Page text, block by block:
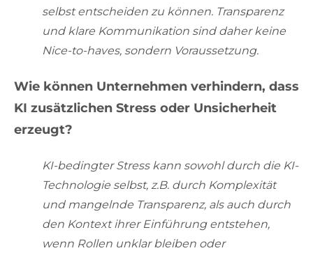
selbst entscheiden zu können. Transparenz
und klare Kommunikation sind daher keine
Nice-to-haves, sondern Voraussetzung.
Wie können Unternehmen verhindern, dass
KI zusätzlichen Stress oder Unsicherheit
erzeugt?
KI-bedingter Stress kann sowohl durch die KI-
Technologie selbst, z.B. durch Komplexität
und mangelnde Transparenz, als auch durch
den Kontext ihrer Einführung entstehen,
wenn Rollen unklar bleiben oder